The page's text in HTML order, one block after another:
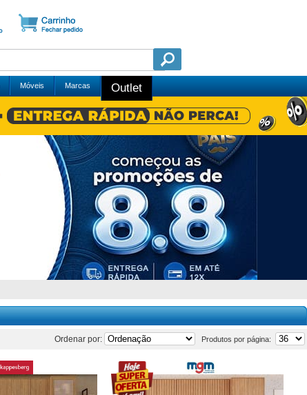
Móveis Marcas Outlet
Ordenar por: Produtos por página: